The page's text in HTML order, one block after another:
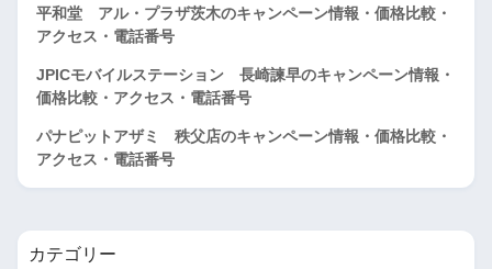
平和堂 アル・プラザ茨木のキャンペーン情報・価格比較・
アクセス・電話番号
JPICモバイルステーション 長崎諫早のキャンペーン情報・
価格比較・アクセス・電話番号
パナピットアザミ 秩父店のキャンペーン情報・価格比較・
アクセス・電話番号
カテゴリー